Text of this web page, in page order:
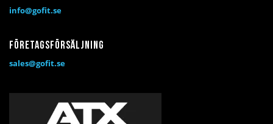
info@gofit.se
Företagsförsäljning
sales@gofit.se